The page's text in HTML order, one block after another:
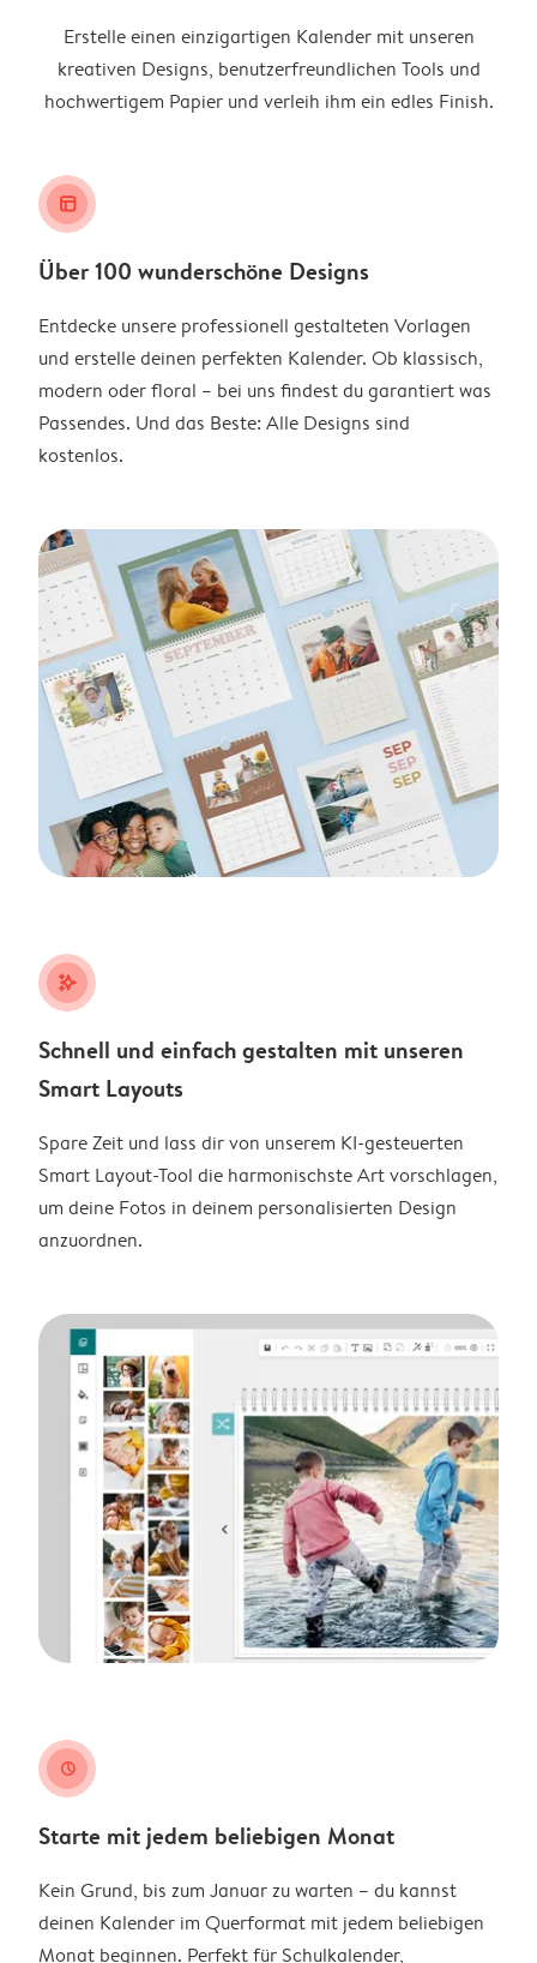
Erstelle einen einzigartigen Kalender mit unseren
kreativen Designs, benutzerfreundlichen Tools und
hochwertigem Papier und verleih ihm ein edles Finish.
layout_alt
Über 100 wunderschöne Designs
Entdecke unsere professionell gestalteten Vorlagen
und erstelle deinen perfekten Kalender. Ob klassisch,
modern oder floral – bei uns findest du garantiert was
Passendes. Und das Beste: Alle Designs sind
kostenlos.
stars_plus
Schnell und einfach gestalten mit unseren
Smart Layouts
Spare Zeit und lass dir von unserem KI-gesteuerten
Smart Layout-Tool die harmonischste Art vorschlagen,
um deine Fotos in deinem personalisierten Design
anzuordnen.
clock
Starte mit jedem beliebigen Monat
Kein Grund, bis zum Januar zu warten – du kannst
deinen Kalender im Querformat mit jedem beliebigen
Monat beginnen. Perfekt für Schulkalender,